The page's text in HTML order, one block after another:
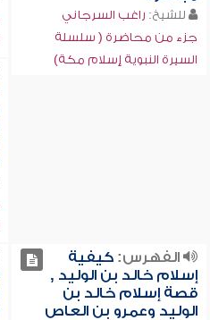
للشيخ: راغب السرجاني
جزء من محاضرة ( سلسلة
السيرة النبوية إسلام مكة)
الفهرس:كيفية
إسلام خالد بن الوليد ,
قصة إسلام خالد بن
الوليد وعمرو بن العاص